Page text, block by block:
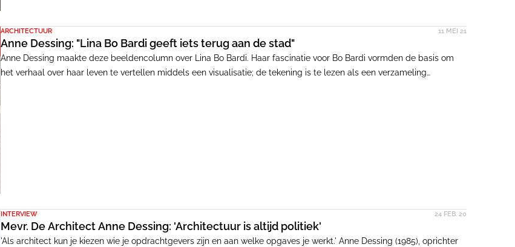
ARCHITECTUUR 11 MEI 21
Anne Dessing: "Lina Bo Bardi geeft iets terug aan de stad"
Anne Dessing maakte deze beeldencolumn over Lina Bo Bardi. Haar fascinatie voor Bo Bardi vormden de basis om
het verhaal over haar leven te vertellen middels een visualisatie; de tekening is te lezen als een verzameling
INTERVIEW 24 FEB. 20
Mevr. De Architect Anne Dessing: 'Architectuur is altijd politiek'
'Als architect kun je kiezen wie je opdrachtgevers zijn en aan welke opgaves je werkt.' Anne Dessing (1985), oprichter